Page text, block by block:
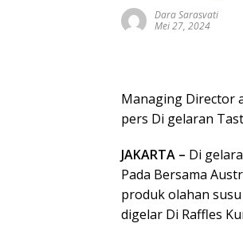
Dara Sarasvati
Mei 27, 2024
Managing Director
pers Di gelaran
JAKARTA – Di
Pada Bersama
produk olahan
digelar Di Raffles